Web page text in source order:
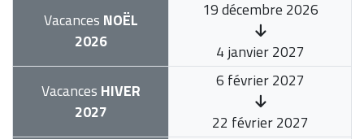
Vacances NOËL
2026
19 décembre 2026
4 janvier 2027
Vacances HIVER
2027
6 février 2027
22 février 2027